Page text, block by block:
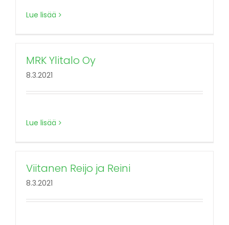
Lue lisää
MRK Ylitalo Oy
8.3.2021
Lue lisää
Viitanen Reijo ja Reini
8.3.2021